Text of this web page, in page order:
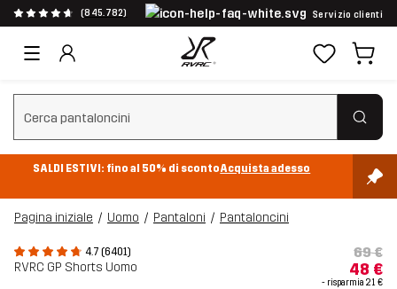
(845.782) Servizio clienti
Cancella ricerca
SALDI ESTIVI: fino al 50% di scontoAcquista adesso
Pagina iniziale Uomo Pantaloni Pantaloncini
4.7 (6401)
RVRC GP Shorts Uomo
69 €
48 €
- risparmia 21 €